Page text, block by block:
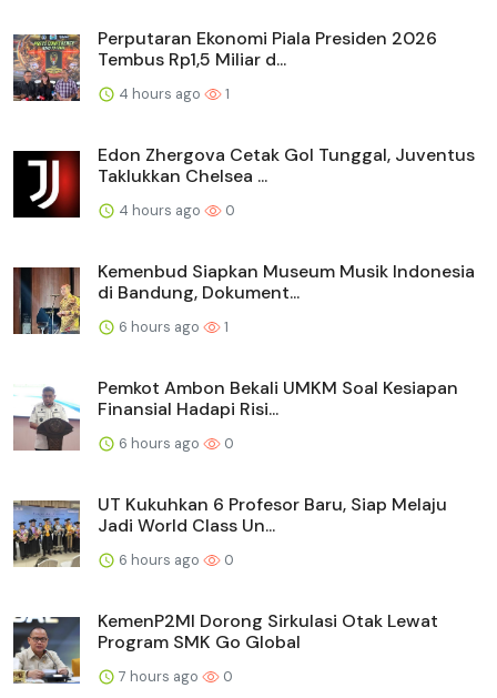
Perputaran Ekonomi Piala Presiden 2026
Tembus Rp1,5 Miliar d...
4 hours ago 1
Edon Zhergova Cetak Gol Tunggal, Juventus
Taklukkan Chelsea ...
4 hours ago 0
Kemenbud Siapkan Museum Musik Indonesia
di Bandung, Dokument...
6 hours ago 1
Pemkot Ambon Bekali UMKM Soal Kesiapan
Finansial Hadapi Risi...
6 hours ago 0
UT Kukuhkan 6 Profesor Baru, Siap Melaju
Jadi World Class Un...
6 hours ago 0
KemenP2MI Dorong Sirkulasi Otak Lewat
Program SMK Go Global
7 hours ago 0